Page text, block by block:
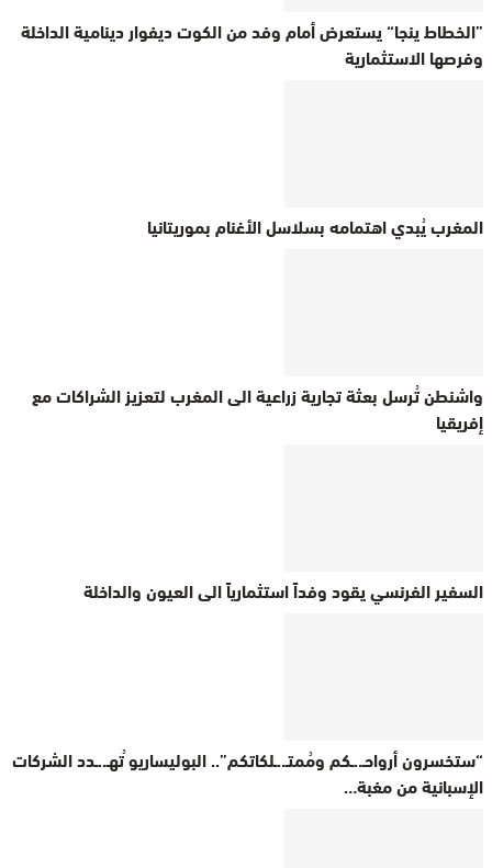
”الخطاط ينجا“ يستعرض أمام وفد من الكوت ديفوار دينامية الداخلة
وفرصها الاستثمارية
المغرب يُبدي اهتمامه بسلاسل الأغنام بموريتانيا
واشنطن تُرسل بعثة تجارية زراعية الى المغرب لتعزيز الشراكات مع
إفريقيا
السفير الفرنسي يقود وفداً استثمارياً الى العيون والداخلة
“ستخسرون أرواحـ..ـكم ومُمتـ..ـلكاتكم”.. البوليساريو ُتهـ..ـدد الشركات
الإسبانية من مغبة…